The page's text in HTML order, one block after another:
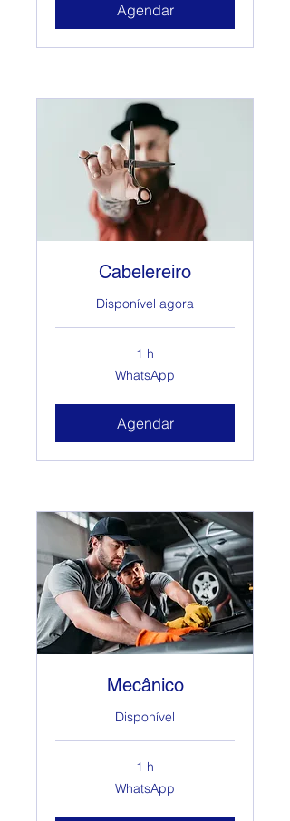
Agendar
Cabelereiro
Disponível agora
1 h
WhatsApp
Agendar
Mecânico
Disponível
1 h
WhatsApp